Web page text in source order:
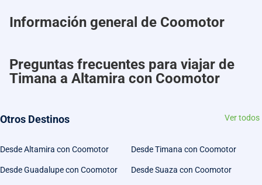
Información general de Coomotor
Preguntas frecuentes para viajar de
Timana a Altamira con Coomotor
Otros Destinos Ver todos
Desde Altamira con Coomotor Desde Timana con Coomotor
Desde Guadalupe con Coomotor Desde Suaza con Coomotor